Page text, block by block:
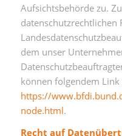
Aufsichtsbehörde zu.
datenschutzrechtlichen
dem unser
können folgendem
https://
node.html.
Recht auf